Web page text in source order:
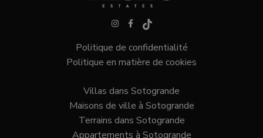
Politique de confidentialité
Politique en matière de cookies
Villas dans Sotogrande
Maisons de ville à Sotogrande
Terrains dans Sotogrande
Appartements à Sotogrande